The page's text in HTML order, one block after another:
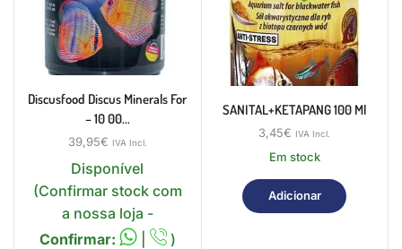
Discusfood Discus Minerals For
– 10 00...
39,95€ IVA Incl.
Disponível
(Confirmar stock com
a nossa loja -
Confirmar:
| )
SANITAL+KETAPANG 100 Ml
3,45€ IVA Incl.
Em stock
Adicionar